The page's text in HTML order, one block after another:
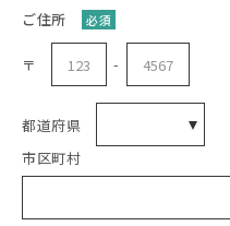
ご住所 必須
〒 -
都道府県
市区町村